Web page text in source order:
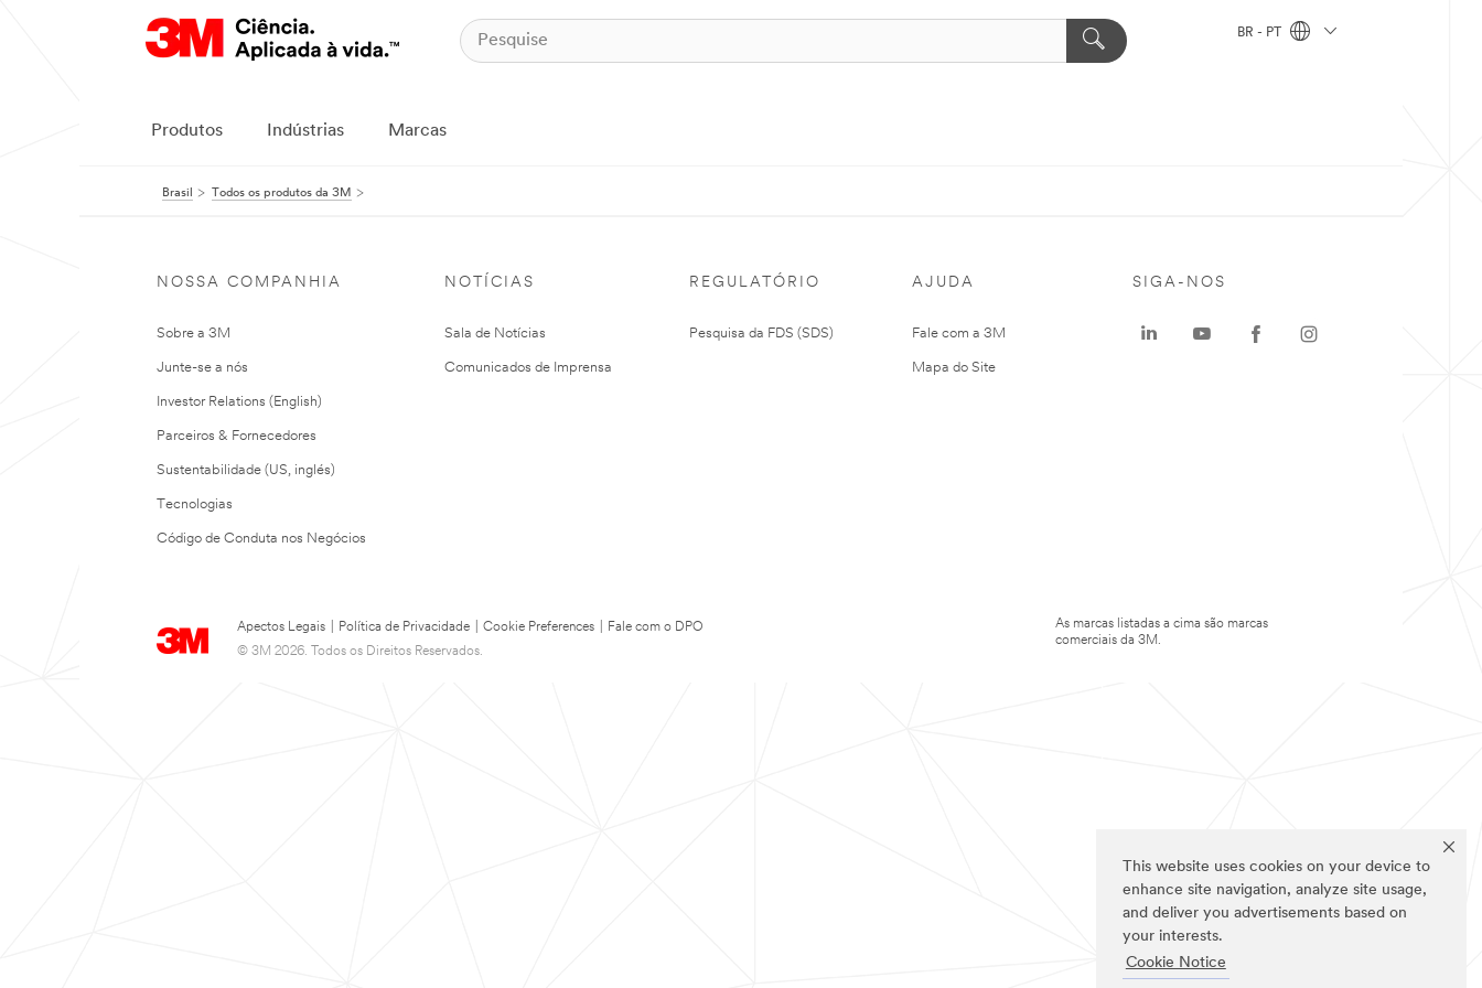
This website uses cookies on your device to
enhance site navigation, analyze site usage,
and deliver you advertisements based on
your interests.
Cookie Notice
BR - PT
Produtos Indústrias Marcas
Brasil Todos os produtos da 3M
NOSSA COMPANHIA
Sobre a 3M
Junte-se a nós
Investor Relations (English)
Parceiros & Fornecedores
Sustentabilidade (US, inglés)
Tecnologias
Código de Conduta nos Negócios
NOTÍCIAS
Sala de Notícias
Comunicados de Imprensa
REGULATÓRIO
Pesquisa da FDS (SDS)
AJUDA
Fale com a 3M
Mapa do Site
Apectos Legais Política de Privacidade Cookie Preferences
Fale com o DPO
© 3M 2026. Todos os Direitos Reservados.
SIGA-NOS
As marcas listadas a cima são marcas
comerciais da 3M.